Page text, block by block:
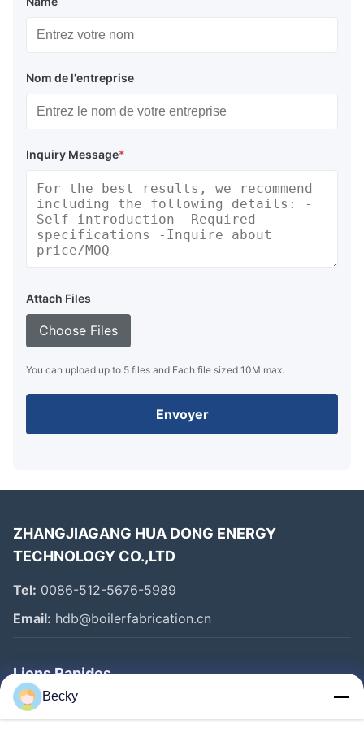
Nom de l'entreprise
Inquiry Message*
Attach Files
Choose Files
You can upload up to 5 files and Each file sized 10M max.
Envoyer
ZHANGJIAGANG HUA DONG ENERGY
TECHNOLOGY CO.,LTD
Tel: 0086-512-5676-5989
Email: hdb@boilerfabrication.cn
Liens Rapides
Maison
Becky